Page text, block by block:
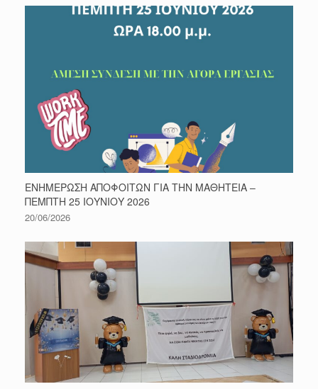
ΕΝΗΜΕΡΩΣΗ ΑΠΟΦΟΙΤΩΝ ΓΙΑ ΤΗΝ ΜΑΘΗΤΕΙΑ –
ΠΕΜΠΤΗ 25 ΙΟΥΝΙΟΥ 2026
20/06/2026